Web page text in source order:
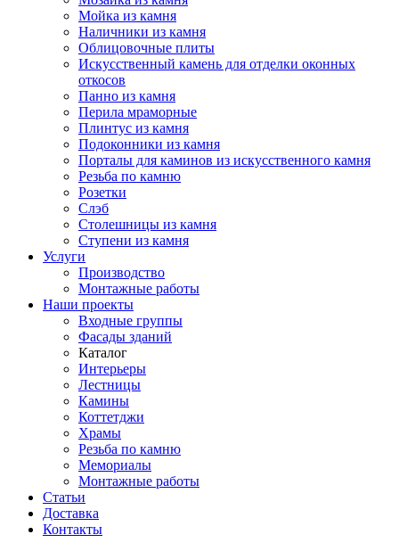
Мойка из камня
Наличники из камня
Облицовочные плиты
Искусственный камень для отделки оконных
откосов
Панно из камня
Перила мраморные
Плинтус из камня
Подоконники из камня
Порталы для каминов из искусственного камня
Резьба по камню
Розетки
Слэб
Столешницы из камня
Ступени из камня
Услуги
Производство
Монтажные работы
Наши проекты
Входные группы
Фасады зданий
Каталог
Интерьеры
Лестницы
Камины
Коттетджи
Храмы
Резьба по камню
Мемориалы
Монтажные работы
Статьи
Доставка
Контакты